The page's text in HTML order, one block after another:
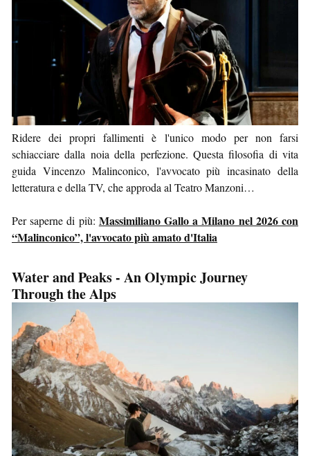
Ridere dei propri fallimenti è l'unico modo per non farsi
schiacciare dalla noia della perfezione. Questa filosofia di vita
guida Vincenzo Malinconico, l'avvocato più incasinato della
letteratura e della TV, che approda al Teatro Manzoni…
Per saperne di più: Massimiliano Gallo a Milano nel 2026 con
“Malinconico”, l'avvocato più amato d'Italia
Water and Peaks - An Olympic Journey
Through the Alps